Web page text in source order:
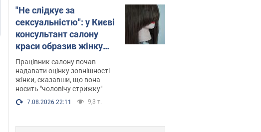
"Не слідкує за
сексуальністю": у Києві
консультант салону
краси образив жінку
після хімієтерапії,
розгорівся скандал.
Фото
Працівник салону почав
надавати оцінку зовнішності
жінки, сказавши, що вона
носить "чоловічу стрижку"
7.08.2026 22:11 9,3 т.